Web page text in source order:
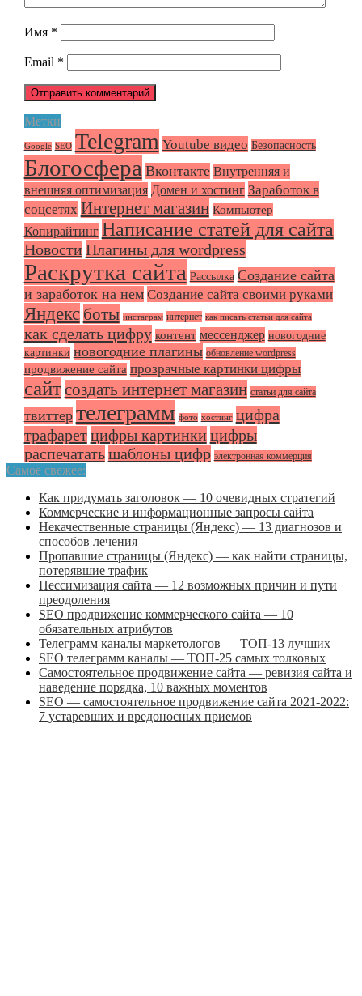
Имя *
Email *
Метки
Google SEO Telegram Youtube видео Безопасность
Блогосфера Вконтакте Внутренняя и
внешняя оптимизация Домен и хостинг Заработок в
соцсетях Интернет магазин Компьютер
Копирайтинг Написание статей для сайта
Новости Плагины для wordpress
Раскрутка сайта Рассылка Создание сайта
и заработок на нем Создание сайта своими руками
Яндекс боты инстаграм интернет как писать статьи для сайта
как сделать цифру контент мессенджер новогодние
картинки новогодние плагины обновление wordpress
продвижение сайта прозрачные картинки цифры
сайтсоздать интернет магазин статьи для сайта
твиттер телеграмм фото хостинг цифра
трафарет цифры картинки цифры
распечатать шаблоны цифр электронная коммерция
Самое свежее:
Как придумать заголовок — 10 очевидных стратегий
Коммерческие и информационные запросы сайта
Некачественные страницы (Яндекс) — 13 диагнозов и
способов лечения
Пропавшие страницы (Яндекс) — как найти страницы,
потерявшие трафик
Пессимизация сайта — 12 возможных причин и пути
преодоления
SEO продвижение коммерческого сайта — 10
обязательных атрибутов
Телеграмм каналы маркетологов — ТОП-13 лучших
SEO телеграмм каналы — ТОП-25 самых толковых
Самостоятельное продвижение сайта — ревизия сайта и
наведение порядка, 10 важных моментов
SEO — самостоятельное продвижение сайта 2021-2022:
7 устаревших и вредоносных приемов